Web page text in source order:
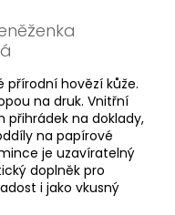
přírodní hovězí kůže.
na druk. Vnitřní
přihrádek na doklady,
na papírové
je uzavíratelný
doplněk pro
i jako vkusný